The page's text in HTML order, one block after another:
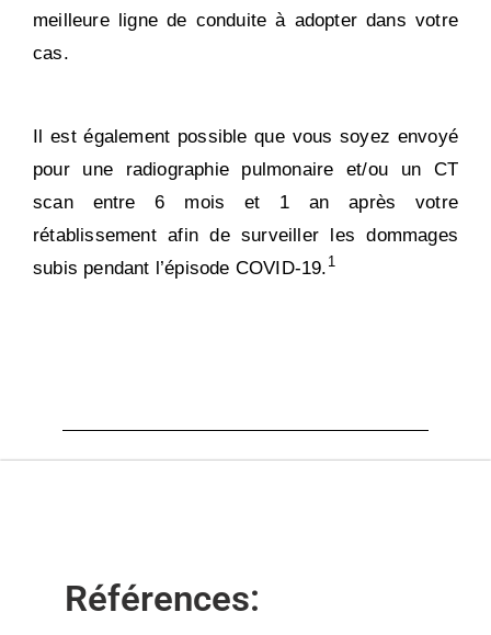
meilleure ligne de conduite à adopter dans votre
cas.
Il est également possible que vous soyez envoyé
pour une radiographie pulmonaire et/ou un CT
scan entre 6 mois et 1 an après votre
rétablissement afin de surveiller les dommages
subis pendant l’épisode COVID-19. 1
Références: